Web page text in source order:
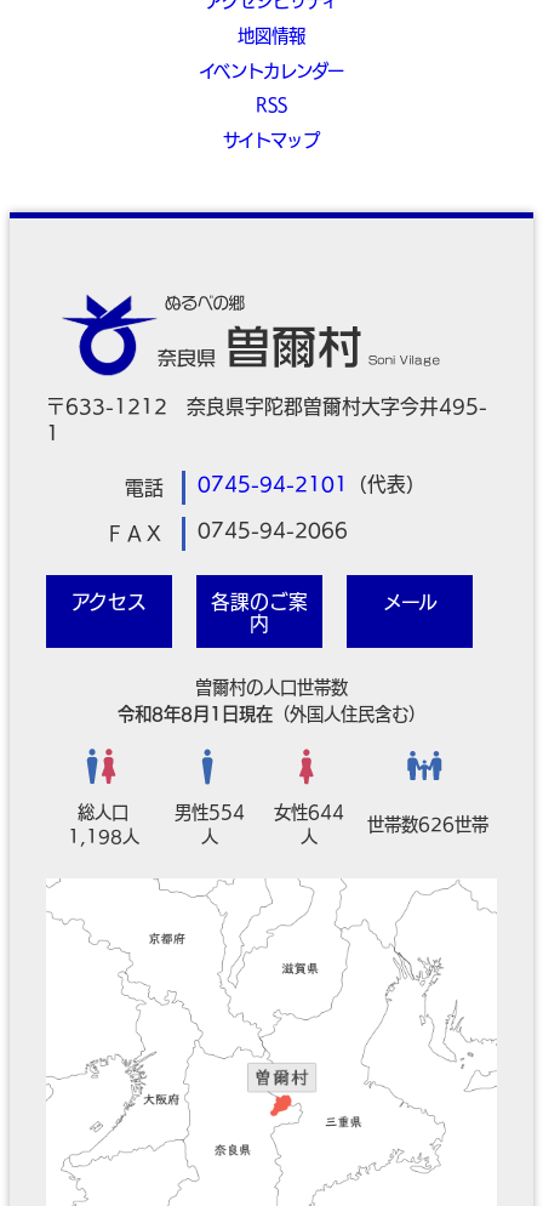
地図情報
イベントカレンダー
RSS
サイトマップ
〒633-1212 奈良県宇陀郡曽爾村大字今井495-
1
電話 0745-94-2101 （代表）
ＦＡＸ 0745-94-2066
アクセス
各課のご案
内
メール
曽爾村の人口世帯数
令和8年8月1日現在 （外国人住民含む）
総人口
1,198人
男性554
人
女性644
人
世帯数626世帯